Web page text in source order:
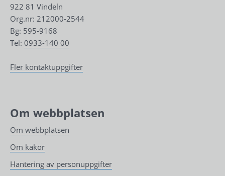
922 81 Vindeln
Org.nr: 212000-2544
Bg: 595-9168
Tel: 0933-140 00
Fler kontaktuppgifter
Om webbplatsen
Om webbplatsen
Om kakor
Hantering av personuppgifter